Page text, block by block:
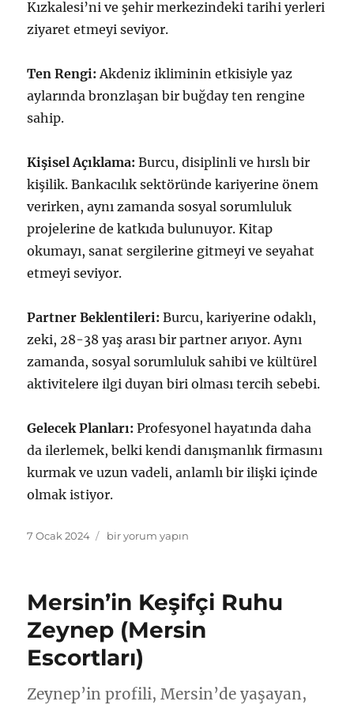
Kızkalesi’ni ve şehir merkezindeki tarihi yerleri
ziyaret etmeyi seviyor.
Ten Rengi: Akdeniz ikliminin etkisiyle yaz
aylarında bronzlaşan bir buğday ten rengine
sahip.
Kişisel Açıklama: Burcu, disiplinli ve hırslı bir
kişilik. Bankacılık sektöründe kariyerine önem
verirken, aynı zamanda sosyal sorumluluk
projelerine de katkıda bulunuyor. Kitap
okumayı, sanat sergilerine gitmeyi ve seyahat
etmeyi seviyor.
Partner Beklentileri: Burcu, kariyerine odaklı,
zeki, 28-38 yaş arası bir partner arıyor. Aynı
zamanda, sosyal sorumluluk sahibi ve kültürel
aktivitelere ilgi duyan biri olması tercih sebebi.
Gelecek Planları: Profesyonel hayatında daha
da ilerlemek, belki kendi danışmanlık firmasını
kurmak ve uzun vadeli, anlamlı bir ilişki içinde
olmak istiyor.
Yayın
7 Ocak 2024
Mersin
bir yorum yapın
Mersin’in Keşifçi Ruhu
Zeynep (Mersin
Escortları)
Zeynep’in profili, Mersin’de yaşayan,